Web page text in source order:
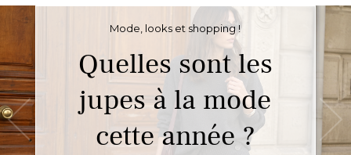
Mode, looks et shopping !
Quelles sont les
jupes à la mode
cette année ?